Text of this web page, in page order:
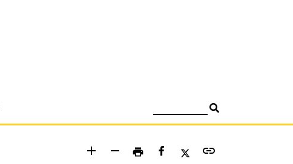
add remove print link